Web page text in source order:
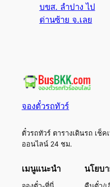
บขส. ลำปาง ไป
ด่านซ้าย จ.เลย
จองตั๋วรถทัวร์
ตั๋วรถทัวร์ ตารางเดินรถ เช็
ออนไลน์ 24 ชม.
เมนูแนะนำ นโยบ